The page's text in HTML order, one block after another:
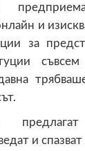
и
за
и спазват